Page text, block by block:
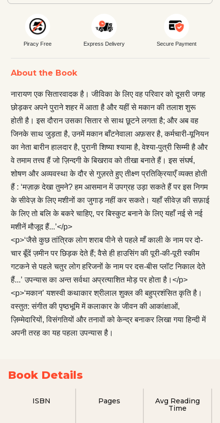
Piracy Free Express Delivery Secure Payment
About the Book
नारायण एक सितारवादक है। जीविका के लिए वह परिवार को दूसरी जगह
छोड़कर अपने पुराने शहर में आता है और यहीं से मकान की तलाश शुरू
होती है। इस दौरान उसका सितार से साथ छूटने लगता है; और अब वह
जिनके साथ जुड़ता है, उनमें मकान बाँटनेवाला अफ़सर है, कर्मचारी-यूनियन
का नेता बारीन हालदार है, पुरानी शिष्या श्यामा है, वेश्या-पुत्री सिम्मी है और
वे तमाम तत्त्व हैं जो ज़िन्दगी के बिखराव को तीखा बनाते हैं। इस संघर्ष,
शोषण और अव्यवस्था के दौर से गुज़रते हुए तीक्ष्ण प्रतिक्रियाएँ व्यक्त होती
हैं : ‘मज़ाक़ देखा तुमने? हम आसमान में उपग्रह उड़ा सकते हैं पर इस निगम
के सीवेज़ के लिए मशीनों का जुगाड़ नहीं कर सकते। यहाँ सीवेज़ की सफ़ाई
के लिए तो बलि के बकरे चाहिए, पर बिस्कुट बनाने के लिए यहाँ नई से नई
मशीनें मौजूद हैं...’</p>
<p>‘जैसे कुछ तांत्रिक लोग शराब पीने से पहले माँ काली के नाम पर दो-
चार बूँदें ज़मीन पर छिड़क देते हैं; वैसे ही हाउसिंग की पूरी-की-पूरी स्कीम
गटकने से पहले चतुर लोग हरिजनों के नाम पर दस-बीस प्लॉट निकाल देते
हैं...’ उपन्यास का अन्त सर्वथा अप्रत्याशित मोड़ पर होता है।</p>
<p>‘मकान’ यशस्वी कथाकार श्रीलाल शुक्ल की बहुप्रशंसित कृति है।
वस्तुत: संगीत की पृष्ठभूमि में कलाकार के जीवन की आकांक्षाओं,
ज़िम्मेदारियों, विसंगतियों और तनावों को केन्द्र बनाकर लिखा गया हिन्दी में
अपनी तरह का यह पहला उपन्यास है।
Book Details
ISBN Pages
Avg Reading
Time